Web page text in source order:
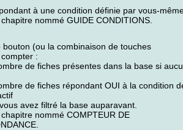
à une condition définie par vous-
nommé GUIDE CONDITIONS.
bouton (ou la combinaison de touches
:
de fiches présentes dans la base si
de fiches répondant OUI à la condition
avez filtré la base auparavant.
nommé COMPTEUR DE